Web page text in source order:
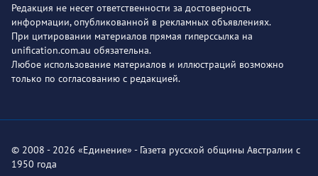
Редакция не несет ответственности за достоверность
информации, опубликованной в рекламных объявлениях.
При цитировании материалов прямая гиперссылка на
unification.com.au обязательна.
Любое использование материалов и иллюстраций возможно
только по согласованию с редакцией.
© 2008 - 2026 «Единение» - Газета русской общины Австралии с
1950 года